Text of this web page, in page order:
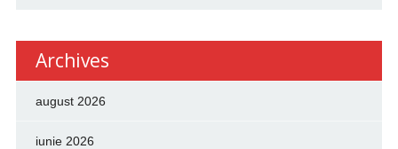
Archives
august 2026
iunie 2026